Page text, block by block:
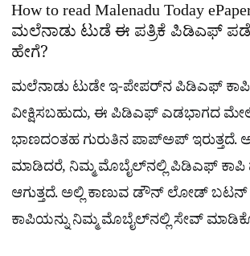
How to read Malenadu Today
ಮಲೆನಾಡು ಟುಡೆ ಈ ಪತ್ರಿಕೆ ಪಿಡಿಎಫ್​
ಹೇಗೆ?
ಮಲೆನಾಡು ಟುಡೇ ಇ-ಪೇಪರ್​ನ ಪಿಡಿಎಫ್​
ವೀಕ್ಷಿಸಬಹುದು, ಈ ಪಿಡಿಎಫ್​ ಎಡಭಾಗದ
ಭಾಣದಂತಹ ಗುರುತಿನ ಪಾಪ್​ಅಪ್​ ಇರುತ್ತದೆ.
ಮಾಡಿದರೆ, ನಿಮ್ಮ ಮೊಬೈಲ್​ನಲ್ಲಿ ಪಿಡಿಎಫ್​ ಕಾಪಿ
ಆಗುತ್ತದೆ. ಅಲ್ಲಿ ಕಾಣುವ ಡೌನ್​ ಲೋಡ್​
ಕಾಪಿಯನ್ನು ನಿಮ್ಮ ಮೊಬೈಲ್​​ನಲ್ಲಿ ಸೇವ್